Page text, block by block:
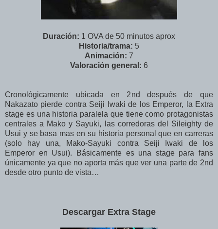
Duración: 1 OVA de 50 minutos aprox
Historia/trama: 5
Animación: 7
Valoración general: 6
Cronológicamente ubicada en 2nd después de que
Nakazato pierde contra Seiji Iwaki de los Emperor, la Extra
stage es una historia paralela que tiene como protagonistas
centrales a Mako y Sayuki, las corredoras del Sileighty de
Usui y se basa mas en su historia personal que en carreras
(solo hay una, Mako-Sayuki contra Seiji Iwaki de los
Emperor en Usui). Básicamente es una stage para fans
únicamente ya que no aporta más que ver una parte de 2nd
desde otro punto de vista…
Descargar Extra Stage